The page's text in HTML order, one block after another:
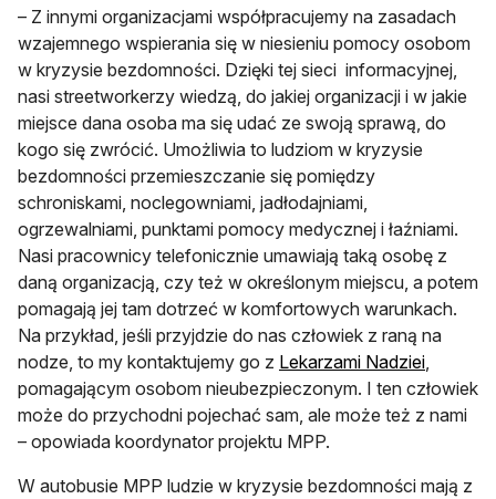
– Z innymi organizacjami współpracujemy na zasadach
wzajemnego wspierania się w niesieniu pomocy osobom
w kryzysie bezdomności. Dzięki tej sieci informacyjnej,
nasi streetworkerzy wiedzą, do jakiej organizacji i w jakie
miejsce dana osoba ma się udać ze swoją sprawą, do
kogo się zwrócić. Umożliwia to ludziom w kryzysie
bezdomności przemieszczanie się pomiędzy
schroniskami, noclegowniami, jadłodajniami,
ogrzewalniami, punktami pomocy medycznej i łaźniami.
Nasi pracownicy telefonicznie umawiają taką osobę z
daną organizacją, czy też w określonym miejscu, a potem
pomagają jej tam dotrzeć w komfortowych warunkach.
Na przykład, jeśli przyjdzie do nas człowiek z raną na
nodze, to my kontaktujemy go z Lekarzami Nadziei
pomagającym osobom nieubezpieczonym. I ten człowiek
może do przychodni pojechać sam, ale może też z nami
– opowiada koordynator projektu MPP.
W autobusie MPP ludzie w kryzysie bezdomności mają z